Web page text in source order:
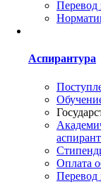
Перевод
Аспирантура
Оплата
Перевод